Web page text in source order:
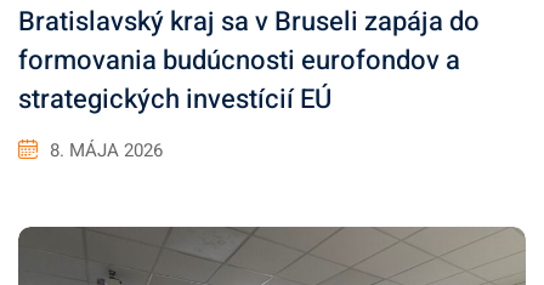
Bratislavský kraj sa v Bruseli zapája do
formovania budúcnosti eurofondov a
strategických investícií EÚ
8. MÁJA 2026